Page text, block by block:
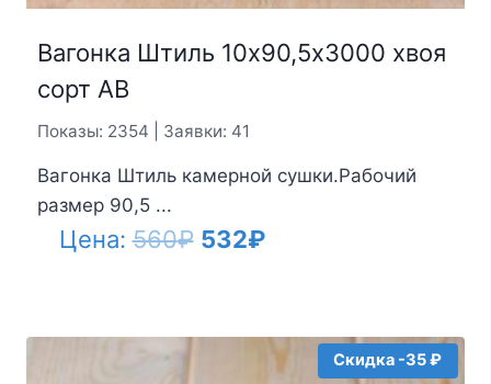
Вагонка Штиль 10х90,5х3000 хвоя
сорт АВ
Показы: 2354 | Заявки: 41
Вагонка Штиль камерной сушки.Рабочий
размер 90,5 ...
Цена:560₽ Первоначальная
532₽Текущая
Скидка -35 ₽